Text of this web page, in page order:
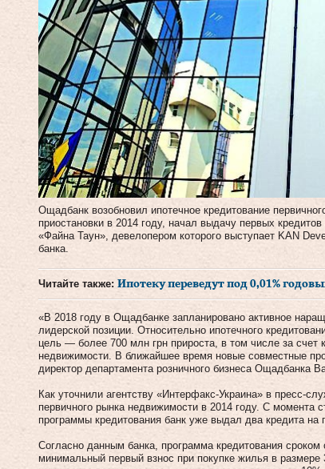
Ощадбанк возобновил ипотечное кредитование
приостановки в 2014 году, начал выдачу первых
«Файна Таун», девелопером которого выступает KAN
банка.
Читайте также: Ипотеку переведут под 0,01%
«В 2018 году в Ощадбанке запланировано активное
лидерской позиции. Относительно ипотечного
цель — более 700 млн грн прироста, в том числе за счет
недвижимости. В ближайшее время новые совместные
директор департамента розничного бизнеса Ощадбанка
Как уточнили агентству «Интерфакс-Украина» в пресс-
первичного рынка недвижимости в 2014 году. С момента
программы кредитования банк уже выдал два кредита
Согласно данным банка, программа кредитования сроком
минимальный первый взнос при покупке жилья в размере